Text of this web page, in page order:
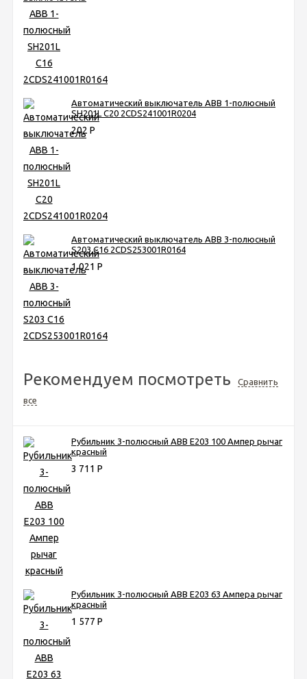
Автоматический выключатель ABB 1-полюсный
SH201L C20 2CDS241001R0204
202 Р
Автоматический выключатель ABB 3-полюсный
S203 C16 2CDS253001R0164
1 021 Р
Рекомендуем посмотреть
Сравнить
все
Рубильник 3-полюсный ABB Е203 100 Ампер рычаг
красный
3 711 Р
Рубильник 3-полюсный ABB Е203 63 Ампера рычаг
красный
1 577 Р